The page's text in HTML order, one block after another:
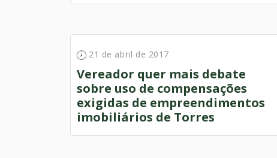
21 de abril de 2017
Vereador quer mais debate
sobre uso de compensações
exigidas de empreendimentos
imobiliários de Torres